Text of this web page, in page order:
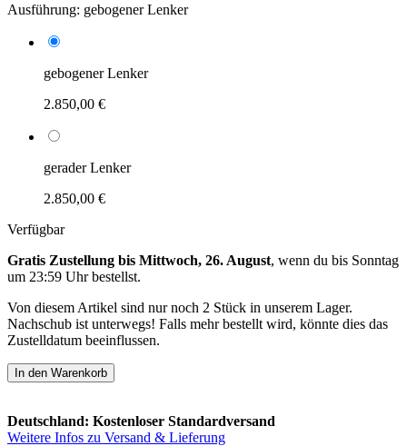
Ausführung: gebogener Lenker
gebogener Lenker
2.850,00 €
gerader Lenker
2.850,00 €
Verfügbar
Gratis Zustellung bis Mittwoch, 26. August, wenn du bis Sonntag
um 23:59 Uhrbestellst.
Von diesem Artikel sind nur noch 2 Stück in unserem Lager.
Nachschub ist unterwegs! Falls mehr bestellt wird, könnte dies das
Zustelldatum beeinflussen.
In den Warenkorb
Deutschland: Kostenloser Standardversand
Weitere Infos zu Versand & Lieferung